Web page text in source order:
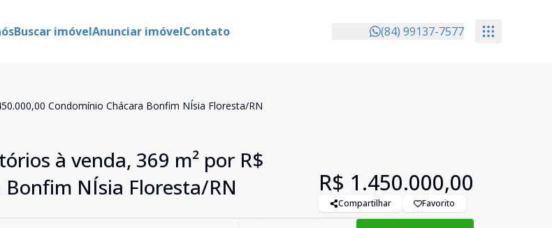
Buscar imóvelAnunciar imóvelContato (84) 99137-7577
Condomínio Chácara Bonfim NÍsia Floresta/RN
à venda, 369 m² por R$
NÍsia Floresta/RN
R$ 1.450.000,00
Compartilhar Favorito